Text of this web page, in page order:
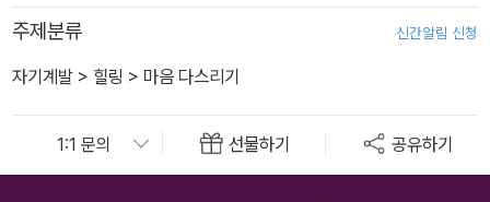
주제분류 신간알림 신청
자기계발 > 힐링 > 마음 다스리기
선물하기 공유하기